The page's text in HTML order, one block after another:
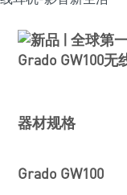
器材规格
Grado GW100